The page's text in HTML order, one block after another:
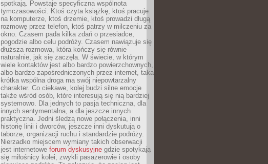
spotkają. Powstaje specyficzna wspólnota
tymczasowości. Ktoś czyta książkę, ktoś pracuje
na komputerze, ktoś drzemie, ktoś prowadzi długą
rozmowę przez telefon, ktoś patrzy w milczeniu za
okno. Czasem pada kilka zdań o przesiadce,
pogodzie albo celu podróży. Czasem nawiązuje się
dłuższa rozmowa, która kończy się równie
naturalnie, jak się zaczęła. W świecie, w którym
wiele kontaktów jest albo bardzo powierzchownych,
albo bardzo zapośredniczonych przez internet, taka
krótka wspólna droga ma swój niepowtarzalny
charakter. Co ciekawe, kolej budzi silne emocje
także wśród osób, które interesują się nią bardziej
systemowo. Dla jednych to pasja techniczna, dla
innych sentymentalna, a dla jeszcze innych
praktyczna. Jedni śledzą nowe połączenia, inni
historię linii i dworców, jeszcze inni dyskutują o
taborze, organizacji ruchu i standardzie podróży.
Nierzadko miejscem wymiany takich obserwacji
jest internetowe forum dyskusyjne gdzie spotykają
się miłośnicy kolei, zwykli pasażerowie i osoby